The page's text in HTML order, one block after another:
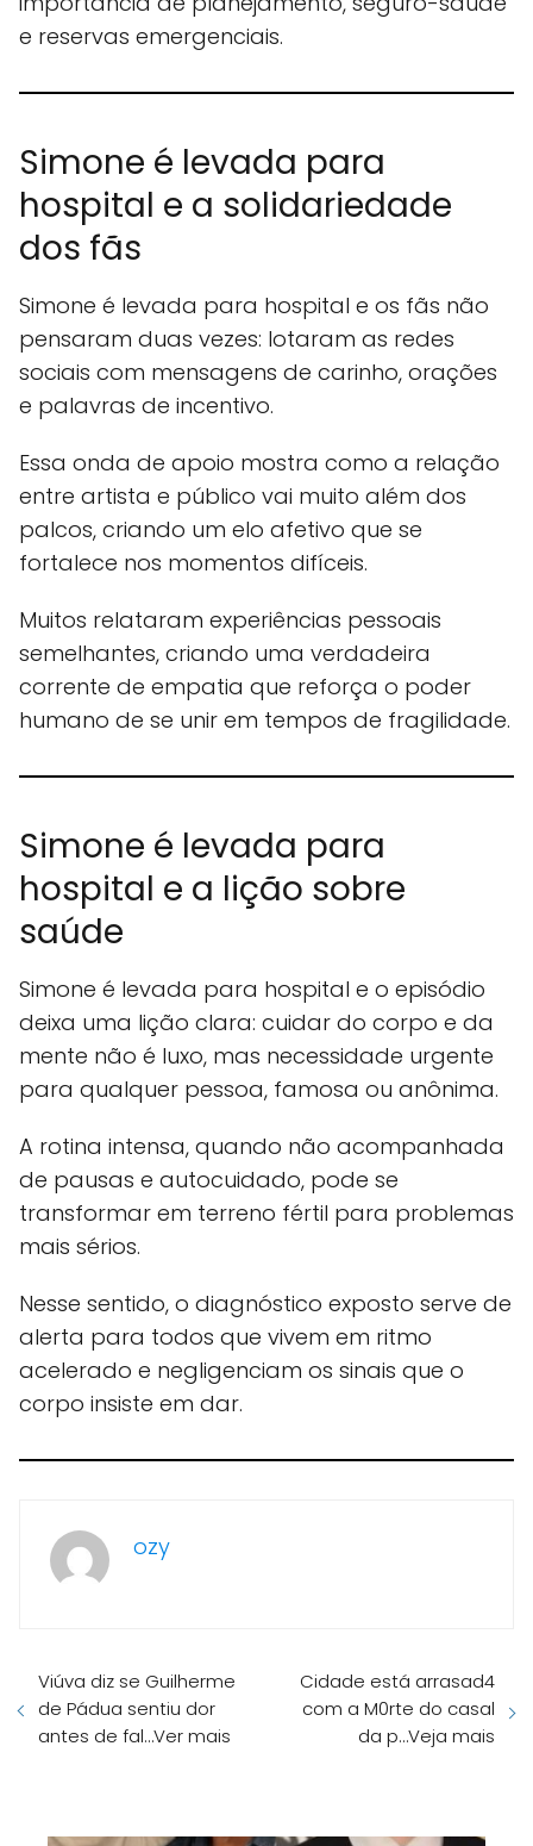
e reservas emergenciais.
Simone é levada para
hospital e a solidariedade
dos fãs
Simone é levada para hospital e os fãs não
pensaram duas vezes: lotaram as redes
sociais com mensagens de carinho, orações
e palavras de incentivo.
Essa onda de apoio mostra como a relação
entre artista e público vai muito além dos
palcos, criando um elo afetivo que se
fortalece nos momentos difíceis.
Muitos relataram experiências pessoais
semelhantes, criando uma verdadeira
corrente de empatia que reforça o poder
humano de se unir em tempos de fragilidade.
Simone é levada para
hospital e a lição sobre
saúde
Simone é levada para hospital e o episódio
deixa uma lição clara: cuidar do corpo e da
mente não é luxo, mas necessidade urgente
para qualquer pessoa, famosa ou anônima.
A rotina intensa, quando não acompanhada
de pausas e autocuidado, pode se
transformar em terreno fértil para problemas
mais sérios.
Nesse sentido, o diagnóstico exposto serve de
alerta para todos que vivem em ritmo
acelerado e negligenciam os sinais que o
corpo insiste em dar.
ozy
Viúva diz se Guilherme
de Pádua sentiu dor
antes de fal…Ver mais
Cidade está arrasad4
com a M0rte do casal
da p…Veja mais